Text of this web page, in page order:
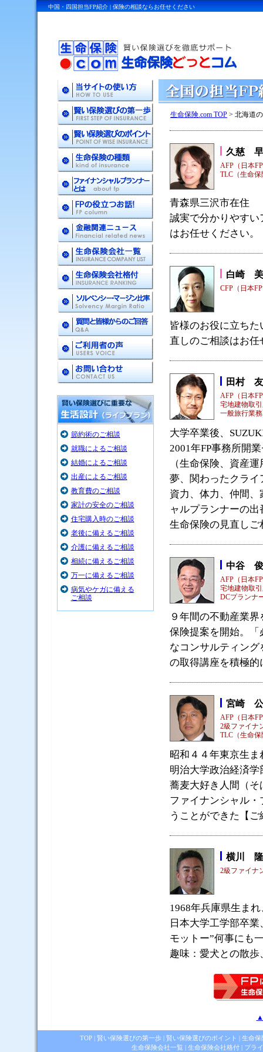
中国・四国担当FP紹介 | 保険の相談ならお任せください
節約術のご相談
就職によるご相談
結婚によるご相談
出産によるご相談
教育費のご相談
家計の安全のご相談
住宅購入時のご相談
老後に備えるご相談
介護に備えるご相談
相続に備えるご相談
万一に備えるご相談
病気やケガに備える
ご相談
生命保険.com TOP > 北海道
久慈
AFP（日本
TLC（生命
青森県三沢市在住
誠実で分かりやす
はお任せください。
白崎
CFP（日本
皆様のお役に立ち
直しのご相談はお任
田村
AFP（日本
宅地建物取
一般旅行業
大学卒業後、
2001年FP事務所開
（生命保険、資産
夢、関わったクラ
資力、体力、仲間
ャルプランナーの出
生命保険の見直し
中谷
AFP（日本
宅地建物取
DCプランナ
９年間の不動産業
保険提案を開始。
なコンサルティン
の取得講座を積極
宮崎
AFP（日本
2級ファイナ
TLC（生命
昭和４４年東京生
明治大学政治経済学
蕎麦大好き人間（そ
ファイナンシャル
うことができた【
横川 隆
2級ファイナ
1968年兵庫県生ま
日本大学工学部卒
モットー”何事にも
趣味：愛犬との散歩
▲
TOP | 賢い保険選びの第一歩 | 賢い保険選びのポイント | 生命保
生命保険会社一覧 | 生命保険会社格付 | プラ